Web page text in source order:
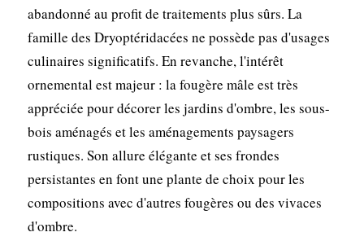
abandonné au profit de traitements plus sûrs. La
famille des Dryoptéridacées ne possède pas d'usages
culinaires significatifs. En revanche, l'intérêt
ornemental est majeur : la fougère mâle est très
appréciée pour décorer les jardins d'ombre, les sous-
bois aménagés et les aménagements paysagers
rustiques. Son allure élégante et ses frondes
persistantes en font une plante de choix pour les
compositions avec d'autres fougères ou des vivaces
d'ombre.